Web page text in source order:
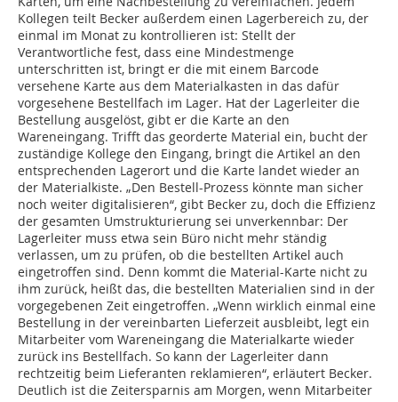
Kollegen teilt Becker außerdem einen Lagerbereich zu, der
einmal im Monat zu kontrollieren ist: Stellt der
Verantwortliche fest, dass eine Mindestmenge
unterschritten ist, bringt er die mit einem Barcode
versehene Karte aus dem Materialkasten in das dafür
vorgesehene Bestellfach im Lager. Hat der Lagerleiter die
Bestellung ausgelöst, gibt er die Karte an den
Wareneingang. Trifft das georderte Material ein, bucht der
zuständige Kollege den Eingang, bringt die Artikel an den
entsprechenden Lagerort und die Karte landet wieder an
der Materialkiste. „Den Bestell-Prozess könnte man sicher
noch weiter digitalisieren“, gibt Becker zu, doch die Effizienz
der gesamten Umstrukturierung sei unverkennbar: Der
Lagerleiter muss etwa sein Büro nicht mehr ständig
verlassen, um zu prüfen, ob die bestellten Artikel auch
eingetroffen sind. Denn kommt die Material-Karte nicht zu
ihm zurück, heißt das, die bestellten Materialien sind in der
vorgegebenen Zeit eingetroffen. „Wenn wirklich einmal eine
Bestellung in der vereinbarten Lieferzeit ausbleibt, legt ein
Mitarbeiter vom Wareneingang die Materialkarte wieder
zurück ins Bestellfach. So kann der Lagerleiter dann
rechtzeitig beim Lieferanten reklamieren“, erläutert Becker.
Deutlich ist die Zeitersparnis am Morgen, wenn Mitarbeiter